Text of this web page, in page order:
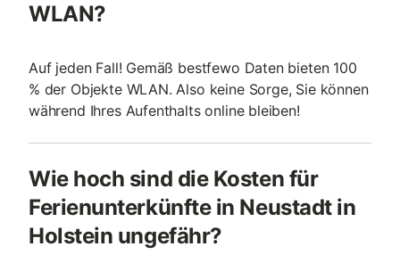
WLAN?
Auf jeden Fall! Gemäß bestfewo Daten bieten 100
% der Objekte WLAN. Also keine Sorge, Sie können
während Ihres Aufenthalts online bleiben!
Wie hoch sind die Kosten für
Ferienunterkünfte in Neustadt in
Holstein ungefähr?